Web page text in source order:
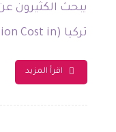
يبحث الكثيرون
تركيا (Buttocks Liposuction Cost in ...
اقرأ المزيد